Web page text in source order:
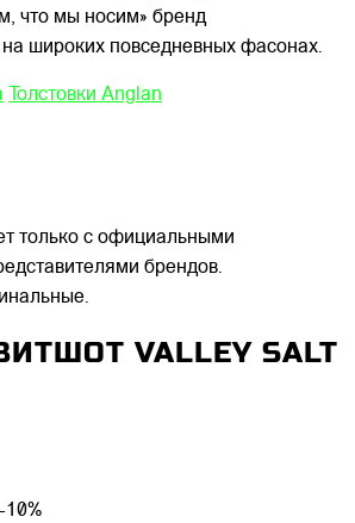
что мы носим» бренд
широких повседневных фасонах.
Толстовки Anglan
только с официальными
брендов.
VALLEY SALT